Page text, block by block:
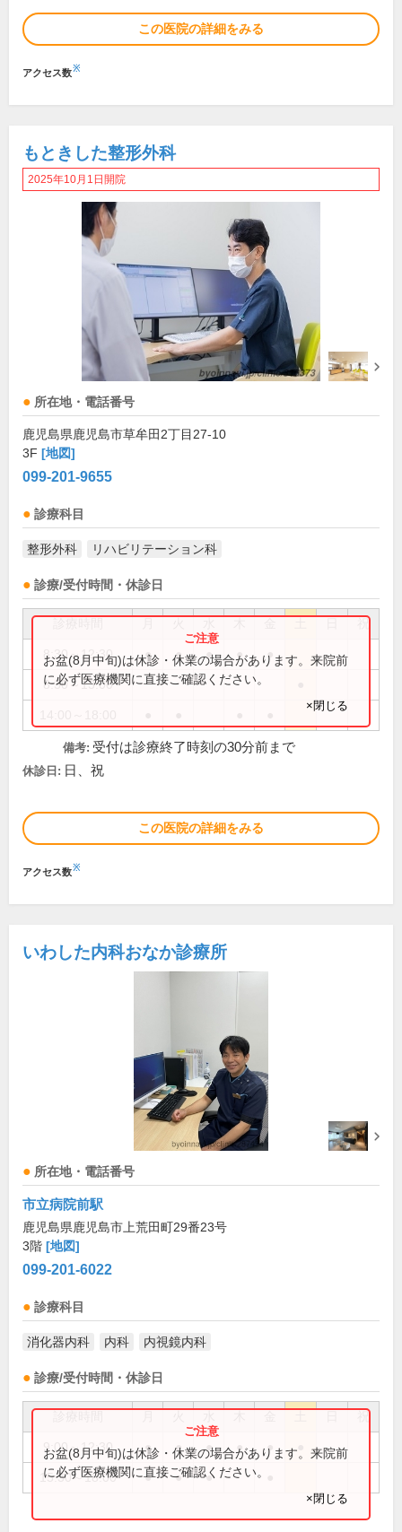
この医院の詳細をみる
アクセス数※
もときした整形外科
2025年10月1日開院
所在地・電話番号
鹿児島県鹿児島市草牟田2丁目27-10
3F [地図]
099-201-9655
診療科目
整形外科 リハビリテーション科
診療/受付時間・休診日
祝
8:30～12:30 ● ● ● ● ●
8:30～13:00
お盆(8月中旬)は休診・休業の場合があります。来院前
に必ず医療機関に直接ご確認ください。
×閉じる
備考: 受付は診療終了時刻の30分前まで
休診日: 日、祝
この医院の詳細をみる
アクセス数※
いわした内科おなか診療所
所在地・電話番号
市立病院前駅
鹿児島県鹿児島市上荒田町29番23号
3階 [地図]
099-201-6022
診療科目
消化器内科 内科 内視鏡内科
診療/受付時間・休診日
祝
9:00～12:30 ● ● ● ● ●
15:30～18:00 ● ● ●
お盆(8月中旬)は休診・休業の場合があります。来院前
に必ず医療機関に直接ご確認ください。
×閉じる